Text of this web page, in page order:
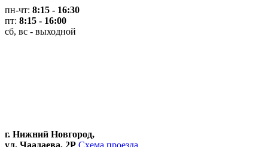
пн-чт: 8:15 - 16:30
пт: 8:15 - 16:00
сб, вс - выходной
г. Нижний Новгород,
ул. Чаадаева, 2Р Схема проезда